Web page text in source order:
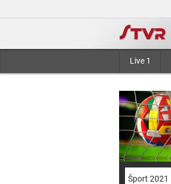
Live 1
Šport 2021